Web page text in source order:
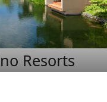
Resorts